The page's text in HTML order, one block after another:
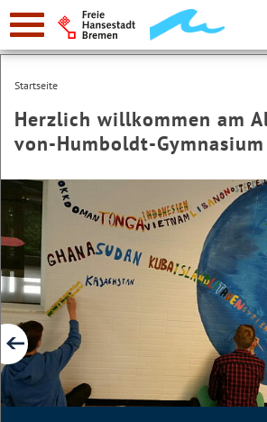
zur
Navigation
Suche:
Startseite
Herzlich willkommen am
von-Humboldt-Gymnasium